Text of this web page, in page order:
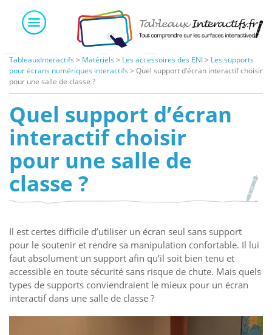
content
TableauxInteractifs > Matériels > Les accessoires des ENI> Les supports
pour écrans numériques interactifs > Quel support d’écran interactif choisir
pour une salle de classe ?
Quel support d’écran
interactif choisir
pour une salle de
classe ?
Il est certes difficile d’utiliser un écran seul sans support
pour le soutenir et rendre sa manipulation confortable. Il lui
faut absolument un support afin qu’il soit bien tenu et
accessible en toute sécurité sans risque de chute. Mais quels
types de supports conviendraient le mieux pour un écran
interactif dans une salle de classe ?